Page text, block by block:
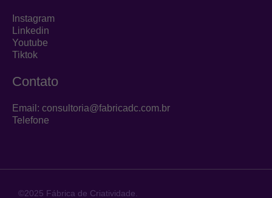
Instagram
Linkedin
Youtube
Tiktok
Contato
Email: consultoria@fabricadc.com.br
Telefone
©2025 Fábrica de Criatividade.